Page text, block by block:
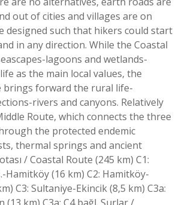
out of cities and villages are on
designed such that hikers could start
in any direction. While the Coastal
lagoons and wetlands-
as the main local values, the
brings forward the rural life-
rivers and canyons. Relatively
Route, which connects the three
the protected endemic
thermal springs and ancient
/ Coastal Route (245 km) C1:
Hamitköy (16 km) C2: Hamitköy-
C3: Sultaniye-Ekincik (8,5 km) C3a:
(13 km) C3a: C4 bağl. Surlar /